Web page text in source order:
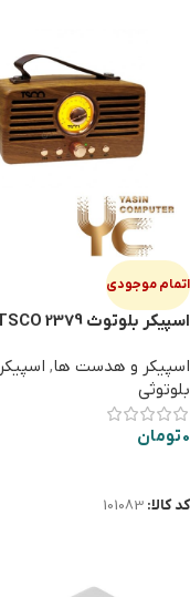
اتمام موجودی
اسپیکر بلوتوث TSCO 2379
اسپیکر و هدست ها, اسپیکر
بلوتوثی
0تومان
کد کالا: 101083